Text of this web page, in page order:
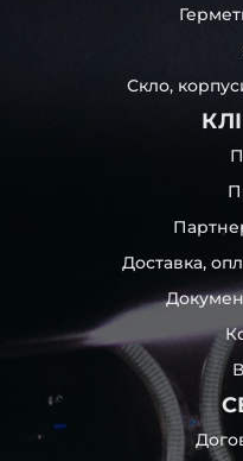
Скло,
Доставка,